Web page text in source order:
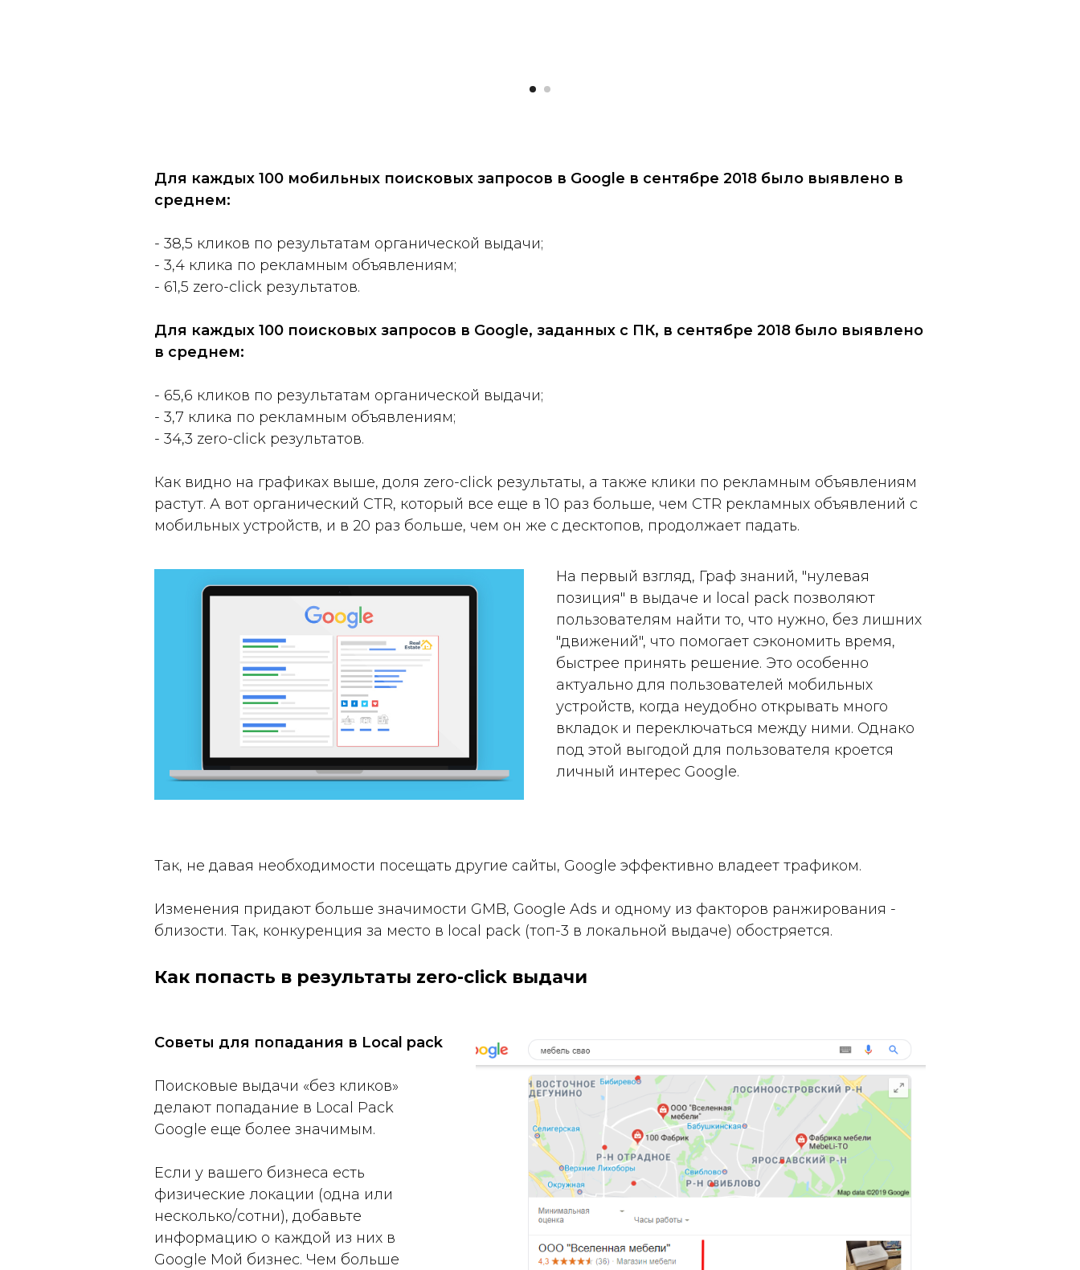
Для каждых 100 мобильных поисковых запросов в Google в сентябре 2018 было выявлено в
среднем:
- 38,5 кликов по результатам органической выдачи;
- 3,4 клика по рекламным объявлениям;
- 61,5 zero-click результатов.
Для каждых 100 поисковых запросов в Google, заданных с ПК, в сентябре 2018 было выявлено
в среднем:
- 65,6 кликов по результатам органической выдачи;
- 3,7 клика по рекламным объявлениям;
- 34,3 zero-click результатов.
Как видно на графиках выше, доля zero-click результаты, а также клики по рекламным объявлениям
растут. А вот органический CTR, который все еще в 10 раз больше, чем CTR рекламных объявлений с
мобильных устройств, и в 20 раз больше, чем он же с десктопов, продолжает падать.
На первый взгляд, Граф знаний, "нулевая
позиция" в выдаче и local pack позволяют
пользователям найти то, что нужно, без лишних
"движений", что помогает сэкономить время,
быстрее принять решение. Это особенно
актуально для пользователей мобильных
устройств, когда неудобно открывать много
вкладок и переключаться между ними. Однако
под этой выгодой для пользователя кроется
личный интерес Google.
Так, не давая необходимости посещать другие сайты, Google эффективно владеет трафиком.
Изменения придают больше значимости GMB, Google Ads и одному из факторов ранжирования -
близости. Так, конкуренция за место в local pack (топ-3 в локальной выдаче) обостряется.
Как попасть в результаты zero-click выдачи
Советы для попадания в Local pack
Поисковые выдачи «без кликов»
делают попадание в Local Pack
Google еще более значимым.
Если у вашего бизнеса есть
физические локации (одна или
несколько/сотни), добавьте
информацию о каждой из них в
Google Мой бизнес. Чем больше